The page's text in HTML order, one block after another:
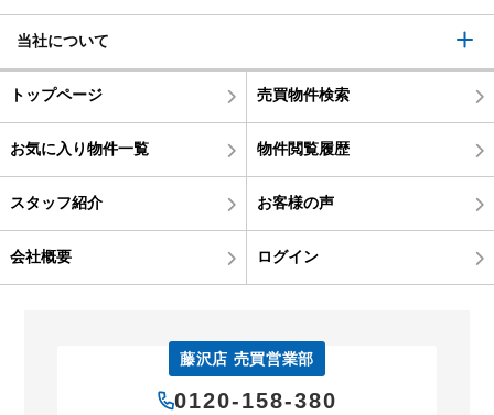
当社について
トップページ 売買物件検索
お気に入り物件一覧 物件閲覧履歴
スタッフ紹介 お客様の声
会社概要 ログイン
藤沢店 売買営業部
0120-158-380